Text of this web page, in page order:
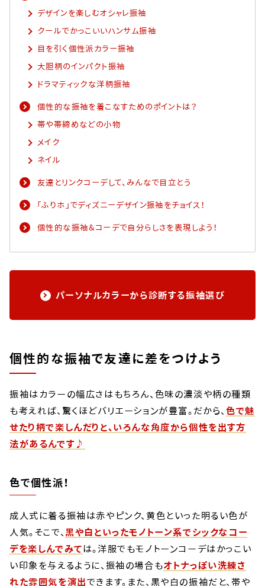
デザインを楽しむオシャレ振袖​
クールでかっこいいハンサム振袖​
目を引く個性派カラー振袖​
大胆柄のインパクト振袖​
ドラマティックな洋柄振袖​
個性的な振袖を着こなすためのポイントは？​
帯や帯締めなどの小物​
メイク​
ネイル​
友達とリンクコーデして、みんなで目立とう​
「ふりホ」でディズニーデザイン振袖をチョイス！​
個性的な振袖＆コーデで自分らしさを表現しよう！​
パーソナルカラーから診断する振袖選び
個性的な振袖で友達に差をつけよう
振袖はカラーの幅広さはもちろん、色味の濃淡や柄の種類
も考えれば、驚くほどバリエーションが豊富。だから、 色で魅
せたり柄で楽しんだりと、いろんな角度から個性を出す方
法があるんです♪
色で個性派！
成人式に着る振袖は赤やピンク、黄色といった明るい色が
人気。そこで、黒や白といったモノトーン系でシックなコー
デを楽しんでみては。洋服でもモノトーンコーデはかっこい
い印象を与えるように、振袖の場合もオトナっぽい洗練さ
れた雰囲気を演出できます。また、黒や白の振袖だと、帯や